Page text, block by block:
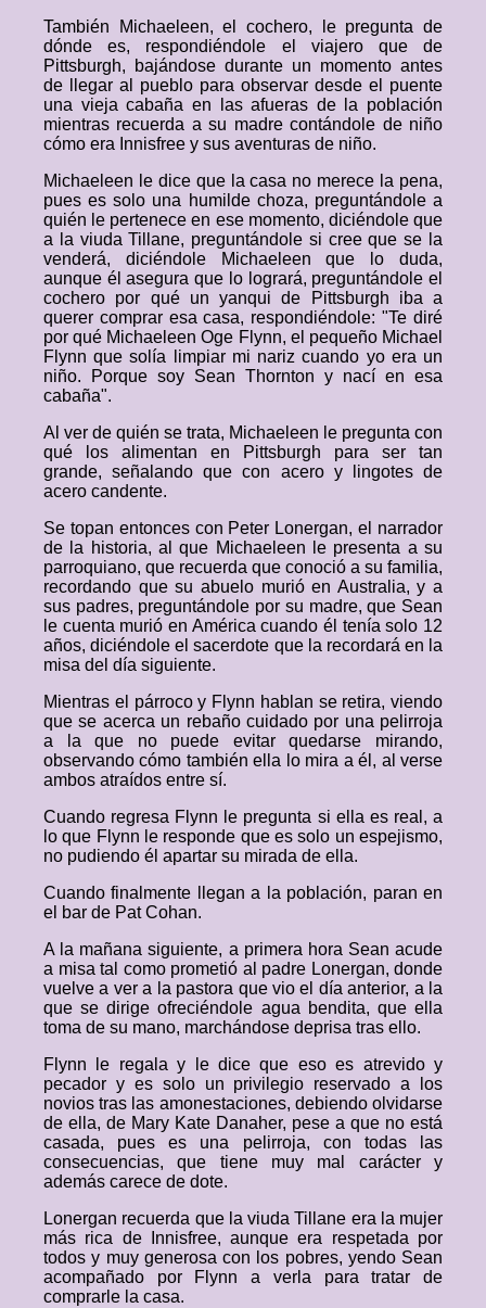
También Michaeleen, el cochero, le pregunta de
dónde es, respondiéndole el viajero que de
Pittsburgh, bajándose durante un momento antes
de llegar al pueblo para observar desde el puente
una vieja cabaña en las afueras de la población
mientras recuerda a su madre contándole de niño
cómo era Innisfree y sus aventuras de niño.
Michaeleen le dice que la casa no merece la pena,
pues es solo una humilde choza, preguntándole a
quién le pertenece en ese momento, diciéndole que
a la viuda Tillane, preguntándole si cree que se la
venderá, diciéndole Michaeleen que lo duda,
aunque él asegura que lo logrará, preguntándole el
cochero por qué un yanqui de Pittsburgh iba a
querer comprar esa casa, respondiéndole: "Te diré
por qué Michaeleen Oge Flynn, el pequeño Michael
Flynn que solía limpiar mi nariz cuando yo era un
niño. Porque soy Sean Thornton y nací en esa
cabaña".
Al ver de quién se trata, Michaeleen le pregunta con
qué los alimentan en Pittsburgh para ser tan
grande, señalando que con acero y lingotes de
acero candente.
Se topan entonces con Peter Lonergan, el narrador
de la historia, al que Michaeleen le presenta a su
parroquiano, que recuerda que conoció a su familia,
recordando que su abuelo murió en Australia, y a
sus padres, preguntándole por su madre, que Sean
le cuenta murió en América cuando él tenía solo 12
años, diciéndole el sacerdote que la recordará en la
misa del día siguiente.
Mientras el párroco y Flynn hablan se retira, viendo
que se acerca un rebaño cuidado por una pelirroja
a la que no puede evitar quedarse mirando,
observando cómo también ella lo mira a él, al verse
ambos atraídos entre sí.
Cuando regresa Flynn le pregunta si ella es real, a
lo que Flynn le responde que es solo un espejismo,
no pudiendo él apartar su mirada de ella.
Cuando finalmente llegan a la población, paran en
el bar de Pat Cohan.
A la mañana siguiente, a primera hora Sean acude
a misa tal como prometió al padre Lonergan, donde
vuelve a ver a la pastora que vio el día anterior, a la
que se dirige ofreciéndole agua bendita, que ella
toma de su mano, marchándose deprisa tras ello.
Flynn le regala y le dice que eso es atrevido y
pecador y es solo un privilegio reservado a los
novios tras las amonestaciones, debiendo olvidarse
de ella, de Mary Kate Danaher, pese a que no está
casada, pues es una pelirroja, con todas las
consecuencias, que tiene muy mal carácter y
además carece de dote.
Lonergan recuerda que la viuda Tillane era la mujer
más rica de Innisfree, aunque era respetada por
todos y muy generosa con los pobres, yendo Sean
acompañado por Flynn a verla para tratar de
comprarle la casa.